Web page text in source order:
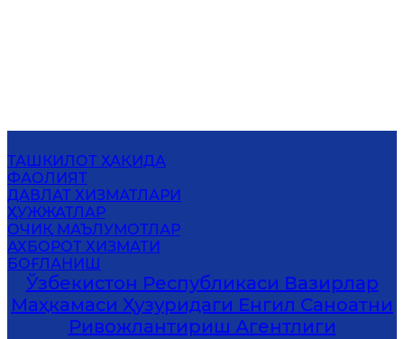
ТАШКИЛОТ ҲАҚИДА
ФАОЛИЯТ
ДАВЛАТ ХИЗМАТЛАРИ
ҲУЖЖАТЛАР
ОЧИҚ МАЪЛУМОТЛАР
АХБОРОТ ХИЗМАТИ
БОҒЛАНИШ
Ўзбекистон Республикаси Вазирлар
Маҳкамаси Ҳузуридаги Енгил Саноатни
Ривожлантириш Агентлиги